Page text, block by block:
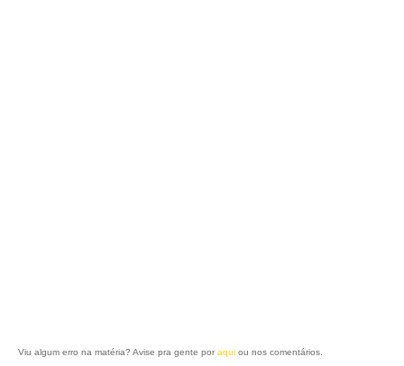
Viu algum erro na matéria? Avise pra gente por aqui ou nos comentários.